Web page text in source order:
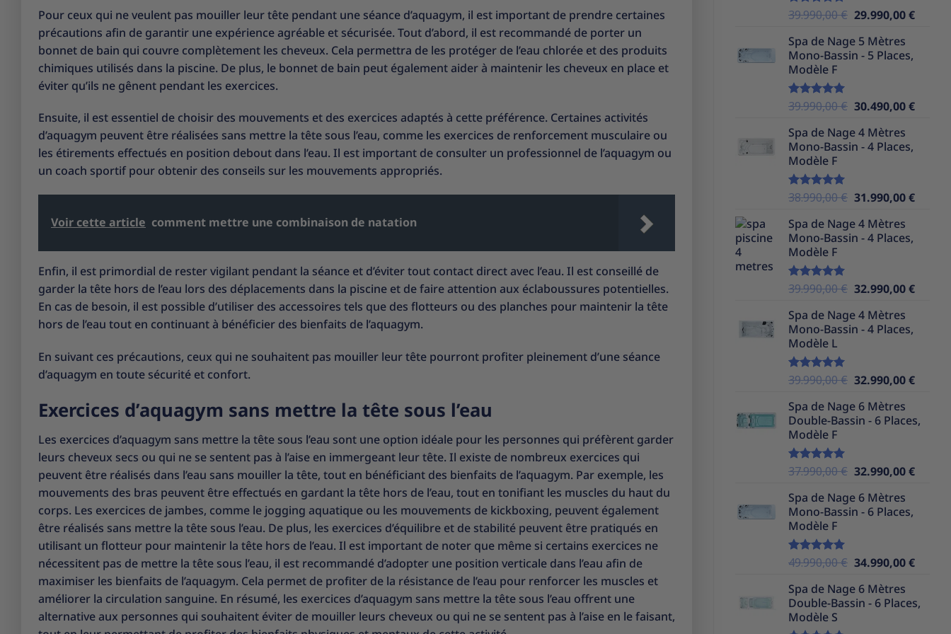
Pour ceux qui ne veulent pas mouiller leur tête pendant une séance d’aquagym, il est important de prendre certaines
précautions afin de garantir une expérience agréable et sécurisée. Tout d’abord, il est recommandé de porter un
bonnet de bain qui couvre complètement les cheveux. Cela permettra de les protéger de l’eau chlorée et des produits
chimiques utilisés dans la piscine. De plus, le bonnet de bain peut également aider à maintenir les cheveux en place et
éviter qu’ils ne gênent pendant les exercices.
Ensuite, il est essentiel de choisir des mouvements et des exercices adaptés à cette préférence. Certaines activités
d’aquagym peuvent être réalisées sans mettre la tête sous l’eau, comme les exercices de renforcement musculaire ou
les étirements effectués en position debout dans l’eau. Il est important de consulter un professionnel de l’aquagym ou
un coach sportif pour obtenir des conseils sur les mouvements appropriés.
Voir cette article comment mettre une combinaison de natation
Enfin, il est primordial de rester vigilant pendant la séance et d’éviter tout contact direct avec l’eau. Il est conseillé de
garder la tête hors de l’eau lors des déplacements dans la piscine et de faire attention aux éclaboussures potentielles.
En cas de besoin, il est possible d’utiliser des accessoires tels que des flotteurs ou des planches pour maintenir la tête
hors de l’eau tout en continuant à bénéficier des bienfaits de l’aquagym.
En suivant ces précautions, ceux qui ne souhaitent pas mouiller leur tête pourront profiter pleinement d’une séance
d’aquagym en toute sécurité et confort.
Exercices d’aquagym sans mettre la tête sous l’eau
Les exercices d’aquagym sans mettre la tête sous l’eau sont une option idéale pour les personnes qui préfèrent garder
leurs cheveux secs ou qui ne se sentent pas à l’aise en immergeant leur tête. Il existe de nombreux exercices qui
peuvent être réalisés dans l’eau sans mouiller la tête, tout en bénéficiant des bienfaits de l’aquagym. Par exemple, les
mouvements des bras peuvent être effectués en gardant la tête hors de l’eau, tout en tonifiant les muscles du haut du
corps. Les exercices de jambes, comme le jogging aquatique ou les mouvements de kickboxing, peuvent également
être réalisés sans mettre la tête sous l’eau. De plus, les exercices d’équilibre et de stabilité peuvent être pratiqués en
utilisant un flotteur pour maintenir la tête hors de l’eau. Il est important de noter que même si certains exercices ne
nécessitent pas de mettre la tête sous l’eau, il est recommandé d’adopter une position verticale dans l’eau afin de
maximiser les bienfaits de l’aquagym. Cela permet de profiter de la résistance de l’eau pour renforcer les muscles et
améliorer la circulation sanguine. En résumé, les exercices d’aquagym sans mettre la tête sous l’eau offrent une
alternative aux personnes qui souhaitent éviter de mouiller leurs cheveux ou qui ne se sentent pas à l’aise en le faisant,
Note5.00
39.990,00€ Le
initial
était :
29.990,00€Le
Spa de Nage 5 Mètres
Mono-Bassin - 5 Places,
Modèle F
Note5.00
39.990,00€ Le
initial
était :
30.490,00€Le
Spa de Nage 4 Mètres
Mono-Bassin - 4 Places,
Modèle F
Note5.00
38.990,00€ Le
initial
était :
31.990,00€Le
Spa de Nage 4 Mètres
Mono-Bassin - 4 Places,
Modèle F
Note5.00
39.990,00€ Le
initial
était :
32.990,00€Le
Spa de Nage 4 Mètres
Mono-Bassin - 4 Places,
Modèle L
Note5.00
39.990,00€ Le
initial
était :
32.990,00€Le
est :
Spa de Nage 6 Mètres
Double-Bassin - 6 Places,
Modèle F
Note5.00
37.990,00€ Le
initial
était :
32.990,00€Le
Spa de Nage 6 Mètres
Mono-Bassin - 6 Places,
Modèle F
Note5.00
49.990,00€ Le
initial
était :
34.990,00€Le
est :
Spa de Nage 6 Mètres
Double-Bassin - 6 Places,
Modèle S